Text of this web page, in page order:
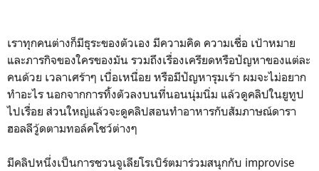
เราทุกคนต่างก็มีธุระของตัวเอง มีความคิด ความเชื่อ เป้าหมาย
และภารกิจของใครของมัน รวมถึงเรื่องเครียดหรือปัญหาของแต่ละ
คนด้วย เวลาเศร้าๆ เบื่อเหนื่อย หรือมีปัญหารุมเร้า ผมจะไม่อยาก
ทำอะไร นอกจากการทิ้งตัวลงบนที่นอนนุ่มนิ่ม แล้วดูคลิปในยูทูป
ไปเรื่อย ส่วนใหญ่แล้วจะดูคลิปสอนทำอาหารกับสัมภาษณ์ดารา
ฮอลลีวู้ดตามทอล์คโชว์ต่างๆ
มีคลิปหนึ่งเป็นการชวนจูเลียโรเบิร์ตมาร่วมสนุกกับ improvise